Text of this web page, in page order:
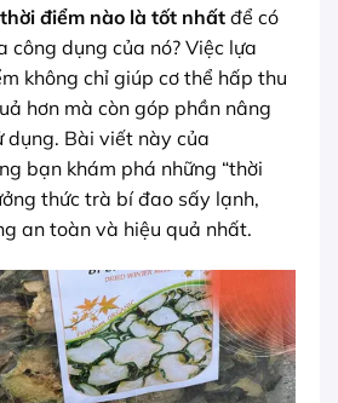
điểm nào là tốt nhất để có
công dụng của nó? Việc lựa
không chỉ giúp cơ thể hấp thu
hơn mà còn góp phần nâng
dụng. Bài viết này của
bạn khám phá những “thời
thức trà bí đao sấy lạnh,
an toàn và hiệu quả nhất.